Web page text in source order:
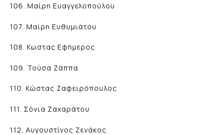
106. Μαίρη Ευαγγελοπούλου
107. Μαίρη Ευθυμιάτου
108. Κωστας Εφήμερος
109. Τούσα Ζάππα
110. Κώστας Ζαφειρόπουλος
111. Σόνια Ζαχαράτου
112. Αυγουστίνος Ζενάκος